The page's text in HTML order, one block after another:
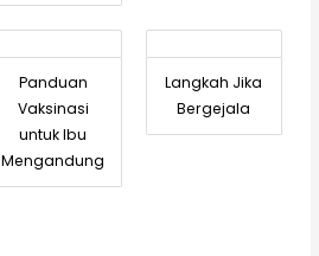
Panduan
Vaksinasi
untuk Ibu
Mengandung
Langkah Jika
Bergejala